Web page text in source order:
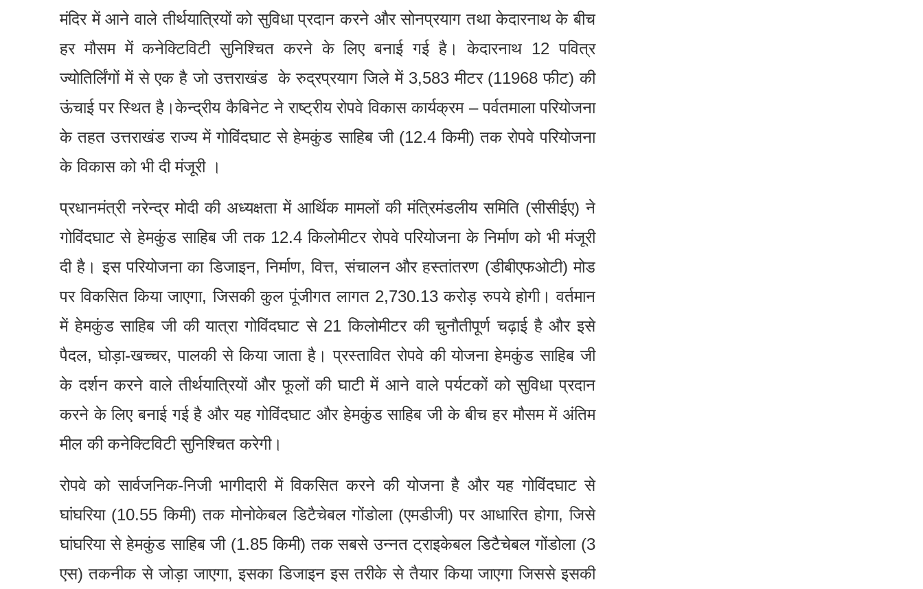
मंदिर में आने वाले तीर्थयात्रियों को सुविधा प्रदान करने और सोनप्रयाग तथा केदारनाथ के बीच
हर मौसम में कनेक्टिविटी सुनिश्चित करने के लिए बनाई गई है। केदारनाथ 12 पवित्र
ज्योतिर्लिंगों में से एक है जो उत्तराखंड के रुद्रप्रयाग जिले में 3,583 मीटर (11968 फीट) की
ऊंचाई पर स्थित है।केन्द्रीय कैबिनेट ने राष्ट्रीय रोपवे विकास कार्यक्रम – पर्वतमाला परियोजना
के तहत उत्तराखंड राज्य में गोविंदघाट से हेमकुंड साहिब जी (12.4 किमी) तक रोपवे परियोजना
के विकास को भी दी मंजूरी ।
प्रधानमंत्री नरेन्द्र मोदी की अध्यक्षता में आर्थिक मामलों की मंत्रिमंडलीय समिति (सीसीईए) ने
गोविंदघाट से हेमकुंड साहिब जी तक 12.4 किलोमीटर रोपवे परियोजना के निर्माण को भी मंजूरी
दी है। इस परियोजना का डिजाइन, निर्माण, वित्त, संचालन और हस्तांतरण (डीबीएफओटी) मोड
पर विकसित किया जाएगा, जिसकी कुल पूंजीगत लागत 2,730.13 करोड़ रुपये होगी। वर्तमान
में हेमकुंड साहिब जी की यात्रा गोविंदघाट से 21 किलोमीटर की चुनौतीपूर्ण चढ़ाई है और इसे
पैदल, घोड़ा-खच्चर, पालकी से किया जाता है। प्रस्तावित रोपवे की योजना हेमकुंड साहिब जी
के दर्शन करने वाले तीर्थयात्रियों और फूलों की घाटी में आने वाले पर्यटकों को सुविधा प्रदान
करने के लिए बनाई गई है और यह गोविंदघाट और हेमकुंड साहिब जी के बीच हर मौसम में अंतिम
मील की कनेक्टिविटी सुनिश्चित करेगी।
रोपवे को सार्वजनिक-निजी भागीदारी में विकसित करने की योजना है और यह गोविंदघाट से
घांघरिया (10.55 किमी) तक मोनोकेबल डिटैचेबल गोंडोला (एमडीजी) पर आधारित होगा, जिसे
घांघरिया से हेमकुंड साहिब जी (1.85 किमी) तक सबसे उन्नत ट्राइकेबल डिटैचेबल गोंडोला (3
एस) तकनीक से जोड़ा जाएगा, इसका डिजाइन इस तरीके से तैयार किया जाएगा जिससे इसकी